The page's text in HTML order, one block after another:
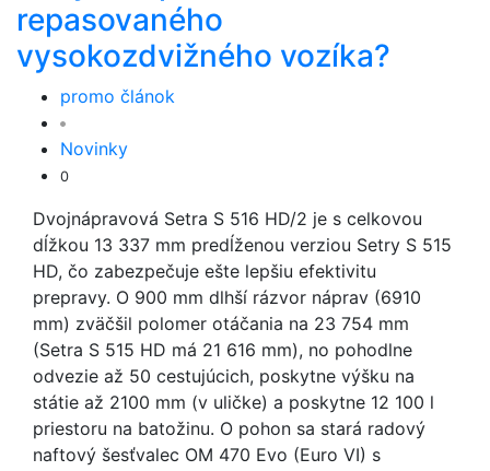
repasovaného
vysokozdvižného vozíka?
promo článok
Novinky
0
Dvojnápravová Setra S 516 HD/2 je s celkovou
dĺžkou 13 337 mm predĺženou verziou Setry S 515
HD, čo zabezpečuje ešte lepšiu efektivitu
prepravy. O 900 mm dlhší rázvor náprav (6910
mm) zväčšil polomer otáčania na 23 754 mm
(Setra S 515 HD má 21 616 mm), no pohodlne
odvezie až 50 cestujúcich, poskytne výšku na
státie až 2100 mm (v uličke) a poskytne 12 100 l
priestoru na batožinu. O pohon sa stará radový
naftový šesťvalec OM 470 Evo (Euro VI) s